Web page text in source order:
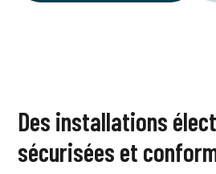
Des installations
sécurisées et